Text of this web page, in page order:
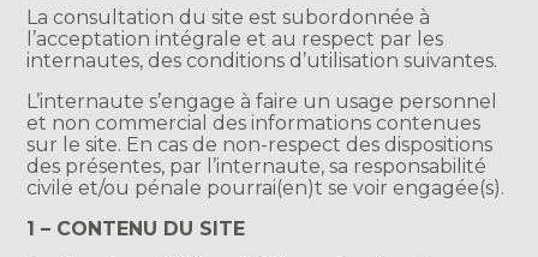
La consultation du site est subordonnée à
l’acceptation intégrale et au respect par les
internautes, des conditions d’utilisation suivantes.
L’internaute s’engage à faire un usage personnel
et non commercial des informations contenues
sur le site. En cas de non-respect des dispositions
des présentes, par l’internaute, sa responsabilité
civile et/ou pénale pourrai(en)t se voir engagée(s).
1 – CONTENU DU SITE